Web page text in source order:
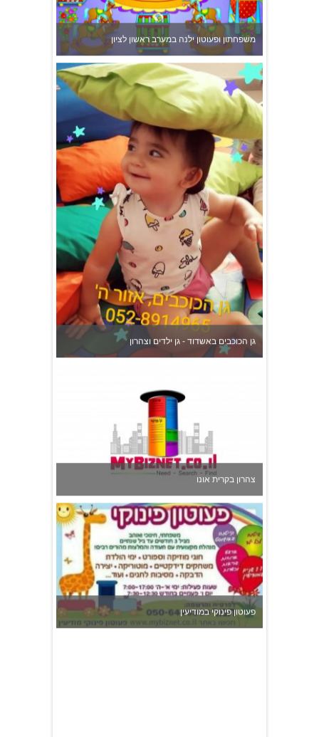
משפחתון ופעוטון ילנה במערב ראשון לציון
גן הכוכבים באשדוד - גן ילדים וצהרון
צהרון בקרית אונו
פעוטון פינוקי במודיעין